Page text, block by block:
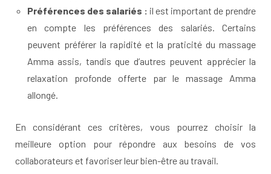
Préférences des salariés : il est important de prendre
en compte les préférences des salariés. Certains
peuvent préférer la rapidité et la praticité du massage
Amma assis, tandis que d’autres peuvent apprécier la
relaxation profonde offerte par le massage Amma
allongé.
En considérant ces critères, vous pourrez choisir la
meilleure option pour répondre aux besoins de vos
collaborateurs et favoriser leur bien-être au travail.